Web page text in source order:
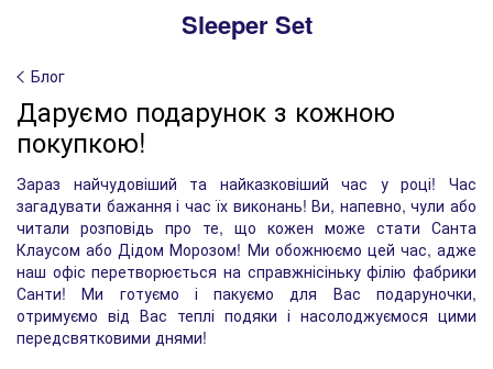
Sleeper Set
Блог
Даруємо подарунок з кожною
покупкою!
Зараз найчудовіший та найказковіший час у році! Час
загадувати бажання і час їх виконань! Ви, напевно, чули або
читали розповідь про те, що кожен може стати Санта
Клаусом або Дідом Морозом! Ми обожнюємо цей час, адже
наш офіс перетворюється на справжнісіньку філію фабрики
Санти! Ми готуємо і пакуємо для Вас подаруночки,
отримуємо від Вас теплі подяки і насолоджуємося цими
передсвятковими днями!